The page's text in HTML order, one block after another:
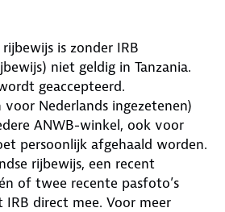
is zonder IRB
niet geldig in Tanzania.
geaccepteerd.
voor Nederlands ingezetenen)
ANWB-winkel, ook voor
persoonlijk afgehaald worden.
rijbewijs, een recent
of twee recente pasfoto’s
IRB direct mee. Voor meer